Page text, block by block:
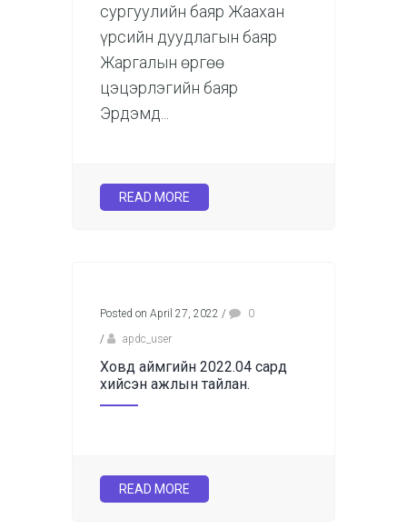
сургуулийн баяр Жаахан
үрсийн дуудлагын баяр
Жаргалын өргөө
цэцэрлэгийн баяр
Эрдэмд...
READ MORE
Posted on April 27, 2022 /
0
/
apdc_user
Ховд аймгийн 2022.04 сард
хийсэн ажлын тайлан.
READ MORE